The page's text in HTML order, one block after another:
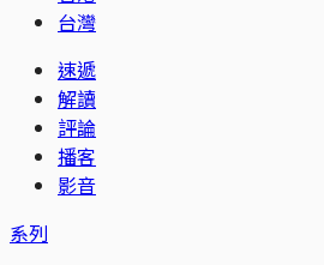
台灣
速遞
解讀
評論
播客
影音
系列